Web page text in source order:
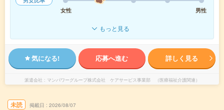
女性
男性
もっと見る
気になる! 応募へ進む 詳しく見る
派遣会社 マンパワーグループ株式会社 ケアサービス事業部 （医療福祉介護関連）
未読 掲載日 2026/08/07